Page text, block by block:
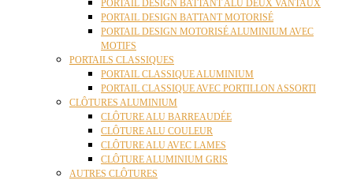
PORTAIL DESIGN BATTANT ALU DEUX VANTAUX
PORTAIL DESIGN BATTANT MOTORISÉ
PORTAIL DESIGN MOTORISÉ ALUMINIUM AVEC
MOTIFS
PORTAILS CLASSIQUES
PORTAIL CLASSIQUE ALUMINIUM
PORTAIL CLASSIQUE AVEC PORTILLON ASSORTI
CLÔTURES ALUMINIUM
CLÔTURE ALU BARREAUDÉE
CLÔTURE ALU COULEUR
CLÔTURE ALU AVEC LAMES
CLÔTURE ALUMINIUM GRIS
AUTRES CLÔTURES